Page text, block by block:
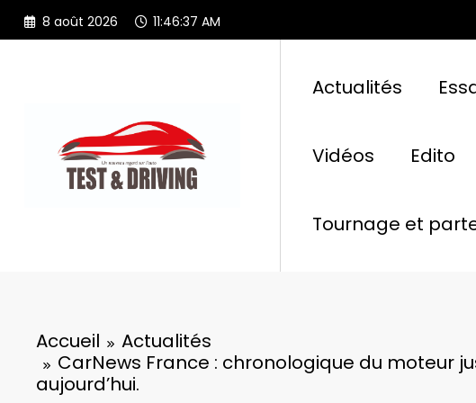
Aller
8 août 2026 11:46:38 AM
Actualités
Vidéos Edito
Tournage et
Accueil
Actualités
CarNews France : chronologique du moteur
aujourd’hui.